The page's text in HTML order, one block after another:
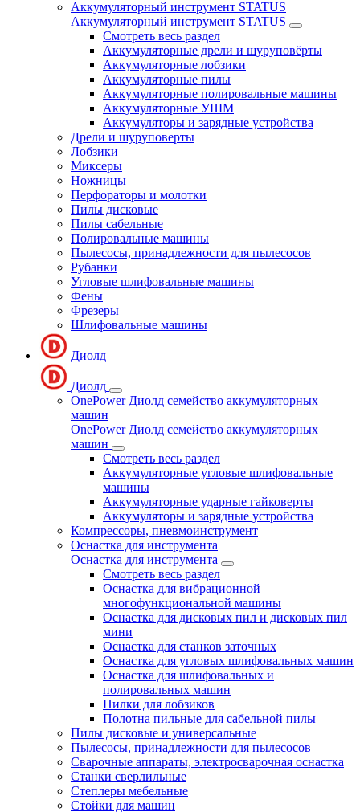
Аккумуляторный инструмент STATUS
Аккумуляторный инструмент STATUS
Смотреть весь раздел
Аккумуляторные дрели и шуруповёрты
Аккумуляторные лобзики
Аккумуляторные пилы
Аккумуляторные полировальные машины
Аккумуляторные УШМ
Аккумуляторы и зарядные устройства
Дрели и шуруповерты
Лобзики
Миксеры
Ножницы
Перфораторы и молотки
Пилы дисковые
Пилы сабельные
Полировальные машины
Пылесосы, принадлежности для пылесосов
Рубанки
Угловые шлифовальные машины
Фены
Фрезеры
Шлифовальные машины
Диолд
Диолд
OnePower Диолд семейство аккумуляторных
машин
OnePower Диолд семейство аккумуляторных
машин
Смотреть весь раздел
Аккумуляторные угловые шлифовальные
машины
Аккумуляторные ударные гайковерты
Аккумуляторы и зарядные устройства
Компрессоры, пневмоинструмент
Оснастка для инструмента
Оснастка для инструмента
Смотреть весь раздел
Оснастка для вибрационной
многофункциональной машины
Оснастка для дисковых пил и дисковых пил
мини
Оснастка для станков заточных
Оснастка для угловых шлифовальных машин
Оснастка для шлифовальных и
полировальных машин
Пилки для лобзиков
Полотна пильные для сабельной пилы
Пилы дисковые и универсальные
Пылесосы, принадлежности для пылесосов
Сварочные аппараты, электросварочная оснастка
Станки сверлильные
Степлеры мебельные
Стойки для машин